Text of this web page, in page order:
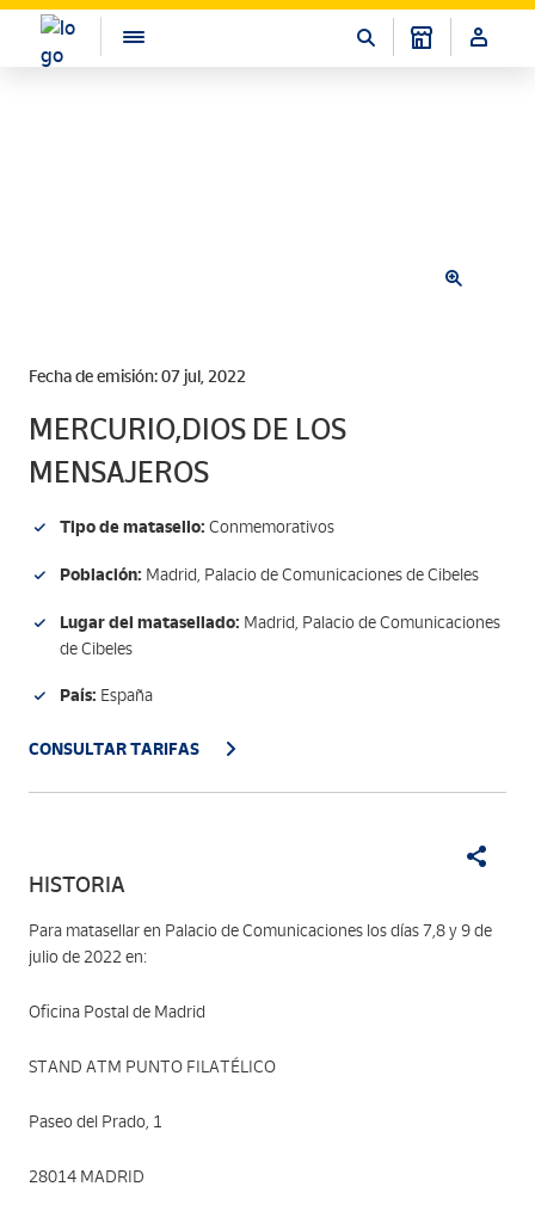
Fecha de emisión: 07 jul, 2022
MERCURIO,DIOS DE LOS
MENSAJEROS
Tipo de matasello: Conmemorativos
Población: Madrid, Palacio de Comunicaciones de Cibeles
Lugar del matasellado: Madrid, Palacio de Comunicaciones
de Cibeles
País: España
CONSULTAR TARIFAS
HISTORIA
Para matasellar en Palacio de Comunicaciones los días 7,8 y 9 de
julio de 2022 en:
Oficina Postal de Madrid
STAND ATM PUNTO FILATÉLICO
Paseo del Prado, 1
28014 MADRID